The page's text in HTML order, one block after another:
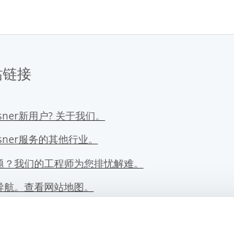
接
新用户? 关于我们。
服务的其他行业。
？我们的工程师为您排忧解难。
航。查看网站地图。